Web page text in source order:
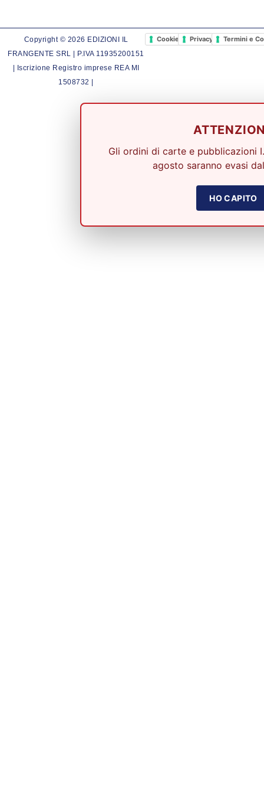
Copyright © 2026 EDIZIONI IL
FRANGENTE SRL | P.IVA 11935200151
| Iscrizione Registro imprese REA MI
1508732 |
Cookie PolicyPrivacy PolicyTermini e
Gli ordini di carte e pubblicazioni
agosto saranno evasi
HO CAPITO